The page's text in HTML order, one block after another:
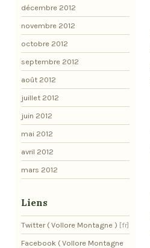
décembre 2012
novembre 2012
octobre 2012
septembre 2012
août 2012
juillet 2012
juin 2012
mai 2012
avril 2012
mars 2012
Liens
Twitter ( Vollore Montagne )
Facebook ( Vollore Montagne